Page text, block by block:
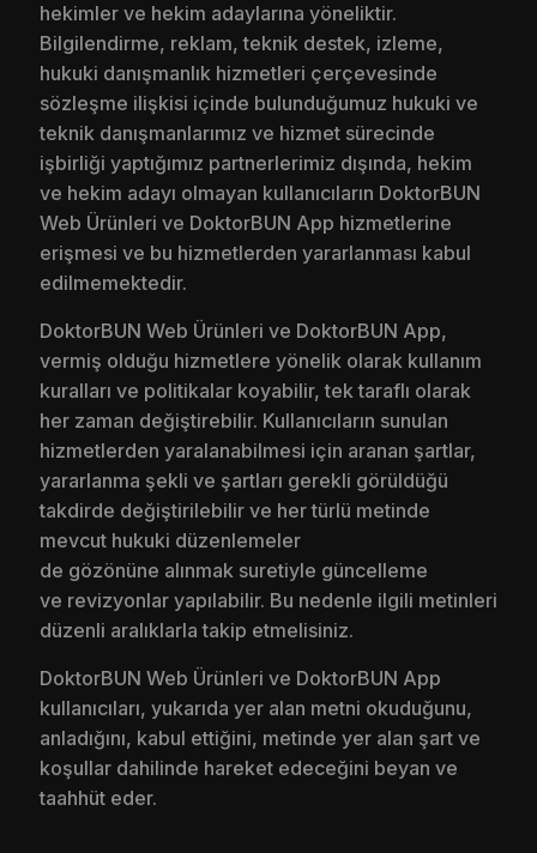
hekimler ve hekim adaylarına yöneliktir.
Bilgilendirme, reklam, teknik destek, izleme,
hukuki danışmanlık hizmetleri çerçevesinde
sözleşme ilişkisi içinde bulunduğumuz hukuki ve
teknik danışmanlarımız ve hizmet sürecinde
işbirliği yaptığımız partnerlerimiz dışında, hekim
ve hekim adayı olmayan kullanıcıların DoktorBUN
Web Ürünleri ve DoktorBUN App hizmetlerine
erişmesi ve bu hizmetlerden yararlanması kabul
edilmemektedir.
DoktorBUN Web Ürünleri ve DoktorBUN App,
vermiş olduğu hizmetlere yönelik olarak kullanım
kuralları ve politikalar koyabilir, tek taraflı olarak
her zaman değiştirebilir. Kullanıcıların sunulan
hizmetlerden yaralanabilmesi için aranan şartlar,
yararlanma şekli ve şartları gerekli görüldüğü
takdirde değiştirilebilir ve her türlü metinde
mevcut hukuki düzenlemeler
de gözönüne alınmak suretiyle güncelleme
ve revizyonlar yapılabilir. Bu nedenle ilgili metinleri
düzenli aralıklarla takip etmelisiniz.
DoktorBUN Web Ürünleri ve DoktorBUN App
kullanıcıları, yukarıda yer alan metni okuduğunu,
anladığını, kabul ettiğini, metinde yer alan şart ve
koşullar dahilinde hareket edeceğini beyan ve
taahhüt eder.